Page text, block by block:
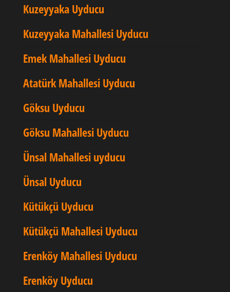
Kuzeyyaka Uyducu
Kuzeyyaka Mahallesi Uyducu
Emek Mahallesi Uyducu
Atatürk Mahallesi Uyducu
Göksu Uyducu
Göksu Mahallesi Uyducu
Ünsal Mahallesi uyducu
Ünsal Uyducu
Kütükçü Uyducu
Kütükçü Mahallesi Uyducu
Erenköy Mahallesi Uyducu
Erenköy Uyducu